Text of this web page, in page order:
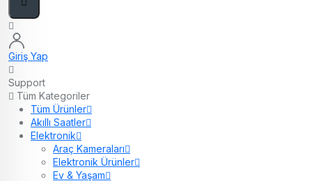
Giriş Yap
Support
Tüm Kategoriler
Tüm Ürünler
Akıllı Saatler
Elektronik
Araç Kameraları
Elektronik Ürünler
Ev & Yaşam